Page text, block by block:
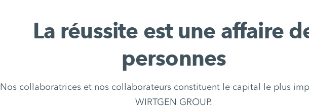
La réussite est une affaire
personnes
Nos collaboratrices et nos collaborateurs constituent le capital le plus
WIRTGEN GROUP.